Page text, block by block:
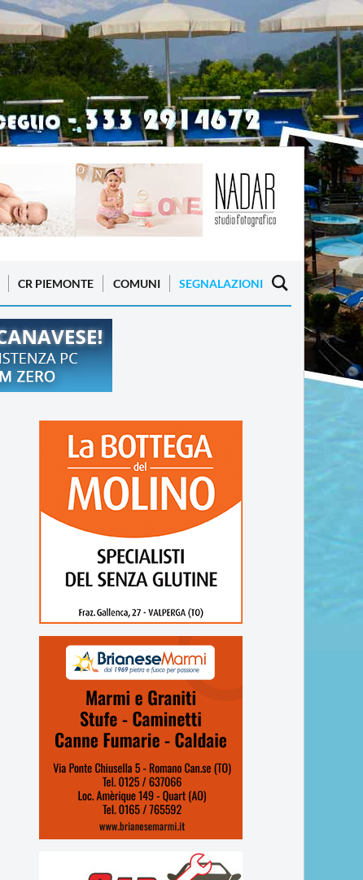
CR PIEMONTE COMUNI SEGNALAZIONI